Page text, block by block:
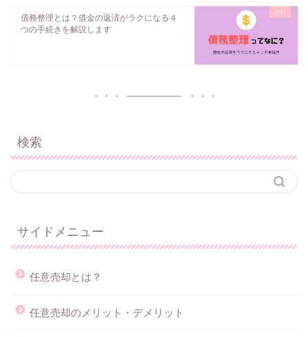
債務整理とは？借金の返済がラクになる４
つの手続きを解説します
検索
サイドメニュー
任意売却とは？
任意売却のメリット・デメリット